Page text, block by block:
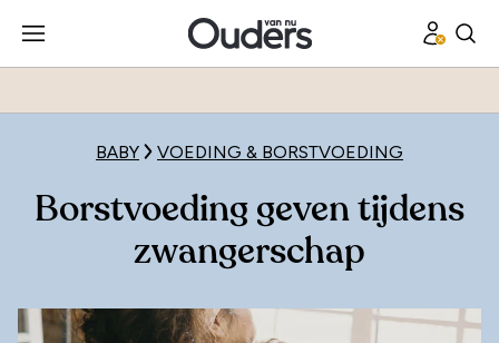
BABY VOEDING & BORSTVOEDING
Borstvoeding geven tijdens
zwangerschap